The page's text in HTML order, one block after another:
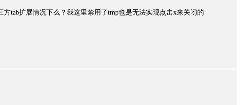
方tab扩展情况下么？我这里禁用了tmp也是无法实现点击x来关闭的